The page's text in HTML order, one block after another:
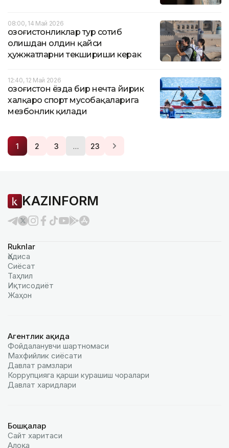
08:00, 14 Май 2026
Қозоғистонликлар тур сотиб
олишдан олдин қайси
ҳужжатларни текшириши керак
12:40, 12 Май 2026
Қозоғистон ёзда бир нечта йирик
халқаро спорт мусобақаларига
мезбонлик қилади
1 2 3 … 23
KAZINFORM
Ruknlar
Ҳодиса
Сиёсат
Таҳлил
Иқтисодиёт
Жаҳон
Агентлик ҳақида
Фойдаланувчи шартномаси
Махфийлик сиёсати
Давлат рамзлари
Коррупцияга қарши курашиш чоралари
Давлат харидлари
Бошқалар
Сайт харитаси
Алоқа